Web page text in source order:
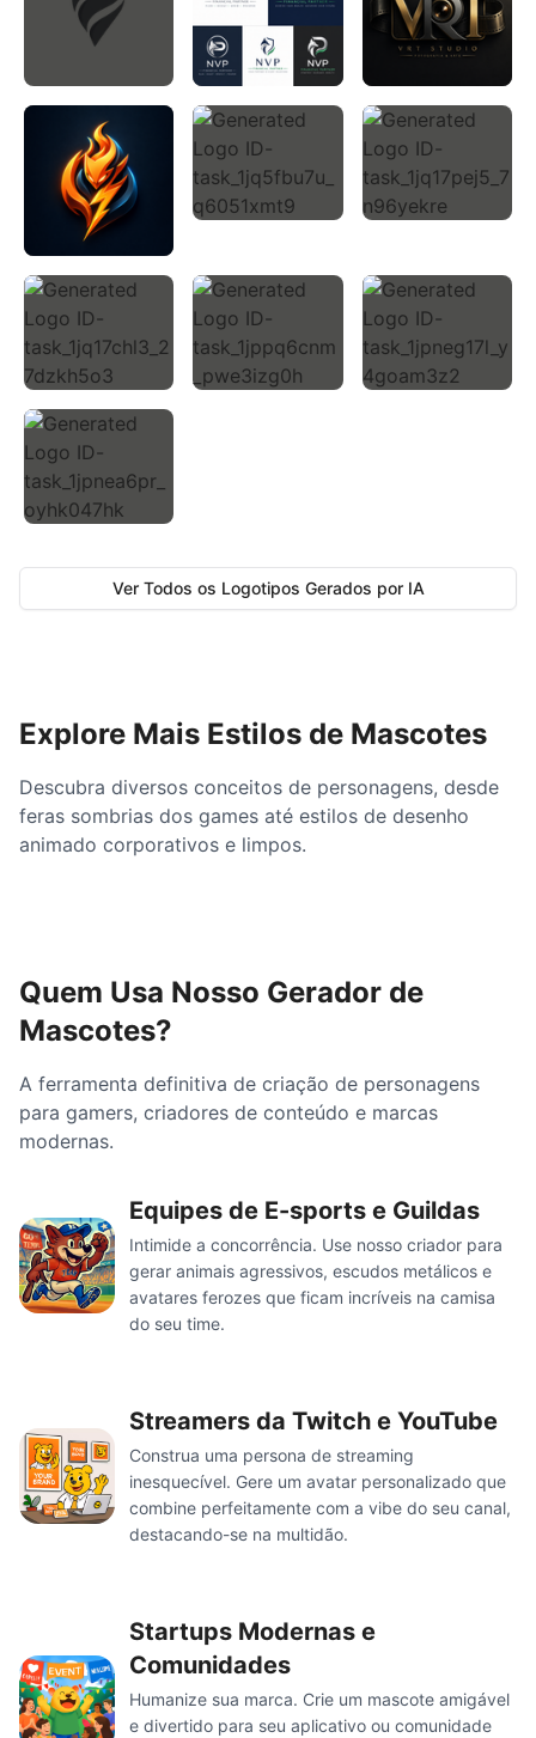
Ver Todos os Logotipos Gerados por IA
Explore Mais Estilos de Mascotes
Descubra diversos conceitos de personagens, desde
feras sombrias dos games até estilos de desenho
animado corporativos e limpos.
Quem Usa Nosso Gerador de
Mascotes?
A ferramenta definitiva de criação de personagens
para gamers, criadores de conteúdo e marcas
modernas.
Equipes de E-sports e Guildas
Intimide a concorrência. Use nosso criador para
gerar animais agressivos, escudos metálicos e
avatares ferozes que ficam incríveis na camisa
do seu time.
Streamers da Twitch e YouTube
Construa uma persona de streaming
inesquecível. Gere um avatar personalizado que
combine perfeitamente com a vibe do seu canal,
destacando-se na multidão.
Startups Modernas e
Comunidades
Humanize sua marca. Crie um mascote amigável
e divertido para seu aplicativo ou comunidade